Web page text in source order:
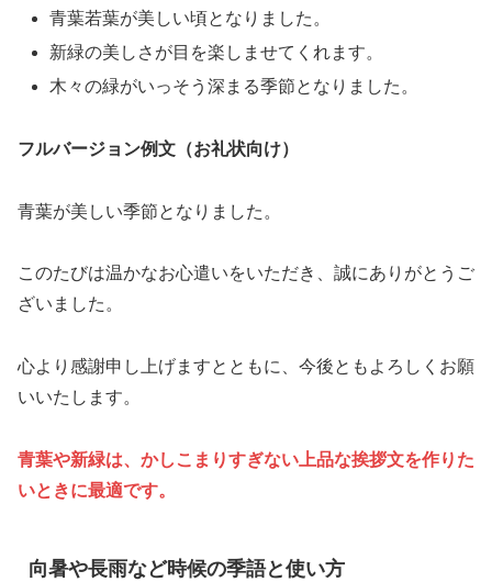
青葉若葉が美しい頃となりました。
新緑の美しさが目を楽しませてくれます。
木々の緑がいっそう深まる季節となりました。
フルバージョン例文（お礼状向け）
青葉が美しい季節となりました。
このたびは温かなお心遣いをいただき、誠にありがとうご
ざいました。
心より感謝申し上げますとともに、今後ともよろしくお願
いいたします。
青葉や新緑は、かしこまりすぎない上品な挨拶文を作りた
いときに最適です。
向暑や長雨など時候の季語と使い方